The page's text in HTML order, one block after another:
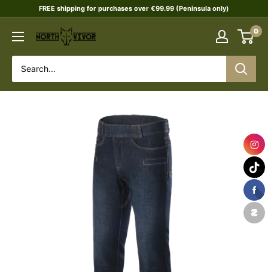
content
FREE shipping for purchases over €99.99 (Peninsula only)
NORTHVIVOR 0